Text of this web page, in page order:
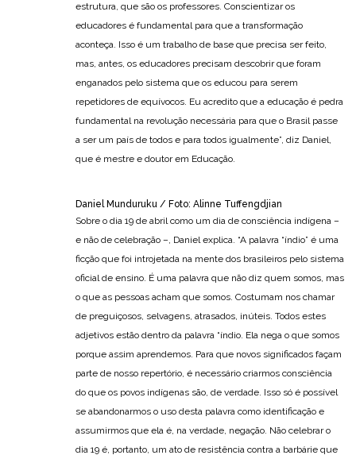
estrutura, que são os professores. Conscientizar os
educadores é fundamental para que a transformação
aconteça. Isso é um trabalho de base que precisa ser feito,
mas, antes, os educadores precisam descobrir que foram
enganados pelo sistema que os educou para serem
repetidores de equívocos. Eu acredito que a educação é pedra
fundamental na revolução necessária para que o Brasil passe
a ser um país de todos e para todos igualmente”, diz Daniel,
que é mestre e doutor em Educação.
Daniel Munduruku / Foto: Alinne Tuffengdjian
Sobre o dia 19 de abril como um dia de consciência indígena –
e não de celebração –, Daniel explica. “A palavra “índio” é uma
ficção que foi introjetada na mente dos brasileiros pelo sistema
oficial de ensino. É uma palavra que não diz quem somos, mas
o que as pessoas acham que somos. Costumam nos chamar
de preguiçosos, selvagens, atrasados, inúteis. Todos estes
adjetivos estão dentro da palavra “índio. Ela nega o que somos
porque assim aprendemos. Para que novos significados façam
parte de nosso repertório, é necessário criarmos consciência
do que os povos indígenas são, de verdade. Isso só é possível
se abandonarmos o uso desta palavra como identificação e
assumirmos que ela é, na verdade, negação. Não celebrar o
dia 19 é, portanto, um ato de resistência contra a barbárie que